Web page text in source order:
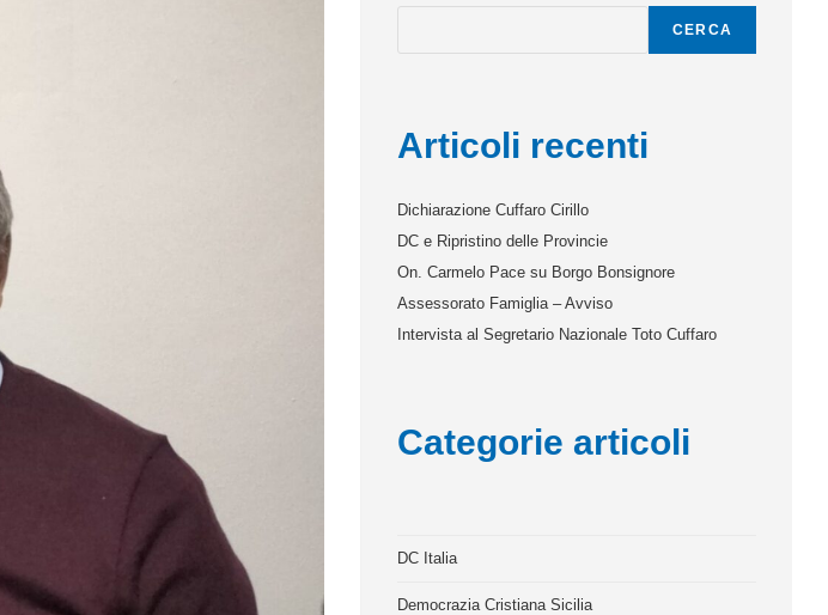
CERCA
Articoli recenti
Dichiarazione Cuffaro Cirillo
DC e Ripristino delle Provincie
On. Carmelo Pace su Borgo Bonsignore
Assessorato Famiglia – Avviso
Intervista al Segretario Nazionale Toto Cuffaro
Categorie articoli
DC Italia
Democrazia Cristiana Sicilia